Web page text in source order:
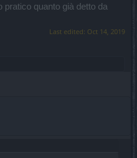
quanto già detto da
Last edited: Oct 14, 2019